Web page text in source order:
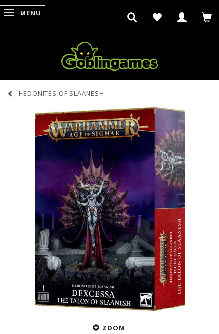
SKIFTE NAVIGATION
MENU
HEDONITES OF SLAANESH
ZOOM